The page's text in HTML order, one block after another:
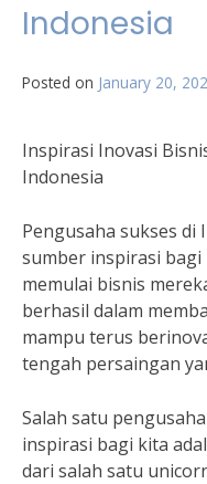
Indonesia
Posted on January 20,
Inspirasi Inovasi
Indonesia
Pengusaha sukses di
sumber inspirasi
memulai bisnis
berhasil dalam
mampu terus
tengah persaingan
Salah satu
inspirasi bagi kita
dari salah satu